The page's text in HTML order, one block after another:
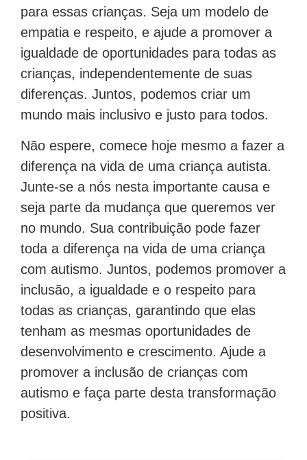
para essas crianças. Seja um modelo de
empatia e respeito, e ajude a promover a
igualdade de oportunidades para todas as
crianças, independentemente de suas
diferenças. Juntos, podemos criar um
mundo mais inclusivo e justo para todos.
Não espere, comece hoje mesmo a fazer a
diferença na vida de uma criança autista.
Junte-se a nós nesta importante causa e
seja parte da mudança que queremos ver
no mundo. Sua contribuição pode fazer
toda a diferença na vida de uma criança
com autismo. Juntos, podemos promover a
inclusão, a igualdade e o respeito para
todas as crianças, garantindo que elas
tenham as mesmas oportunidades de
desenvolvimento e crescimento. Ajude a
promover a inclusão de crianças com
autismo e faça parte desta transformação
positiva.